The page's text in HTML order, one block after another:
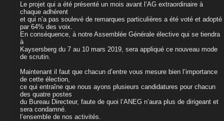
Le projet qui a été présenté un mois avant l’AG extraordinaire à
chaque adhérent
et qui n’a pas soulevé de remarques particulières a été voté et adopté
par 64% des voix.
En conséquence, à notre Assemblée Générale élective qui se tiendra
à
Kaysersberg du 7 au 10 mars 2019, sera appliqué ce nouveau mode
de scrutin.
Maintenant il faut que chacun d’entre vous mesure bien l’importance
de cette élection,
ce qui entraîne que nous ayons plusieurs candidatures pour chacun
des quatre postes
du Bureau Directeur, faute de quoi l’ANEG n’aura plus de dirigeant et
sera condamné.
l’ensemble de nos activités.